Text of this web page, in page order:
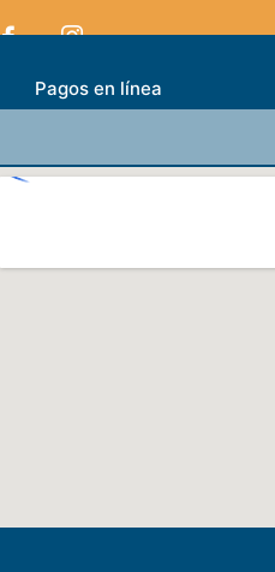
Pagos en línea